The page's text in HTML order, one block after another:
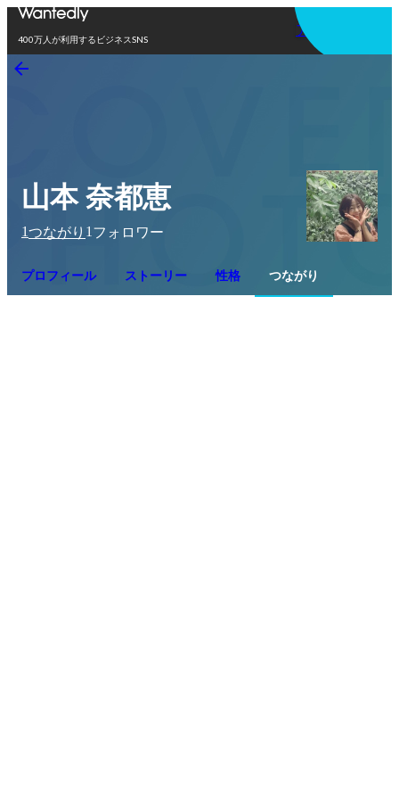
400万人が利用するビジネスSNS
アプリを使う
山本 奈都恵
1つながり 1 フォロワー
プロフィール ストーリー 性格 つながり